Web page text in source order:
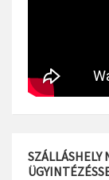
SZÁLLÁSHELY